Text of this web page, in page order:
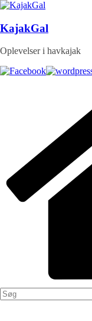
Skip
content
KajakGal
Oplevelser i havkajak